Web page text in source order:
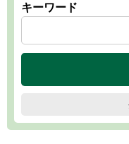
キーワード